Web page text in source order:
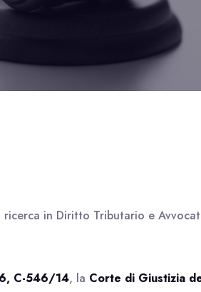
in Diritto Tributario e
C-546/14, la Corte di Giustizia